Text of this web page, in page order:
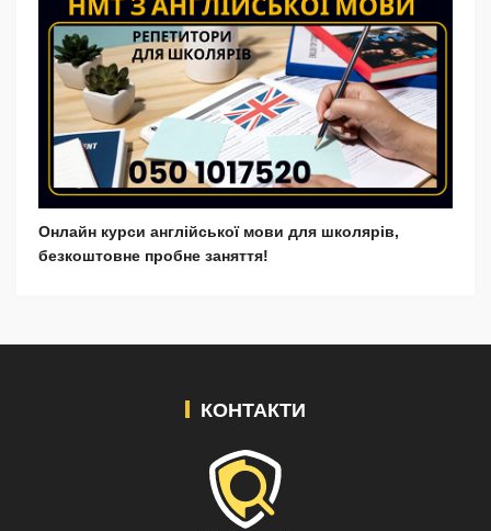
Онлайн курси англійської мови для школярів,
безкоштовне пробне заняття!
КОНТАКТИ